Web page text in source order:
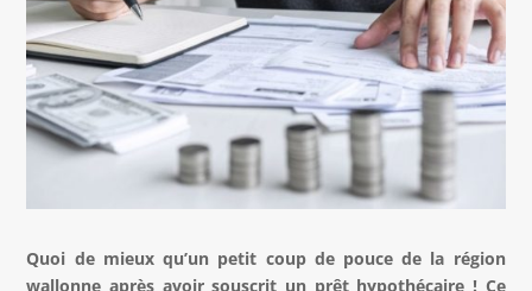
Quoi de mieux qu’un petit coup de pouce de la région
wallonne après avoir souscrit un prêt hypothécaire ! Ce